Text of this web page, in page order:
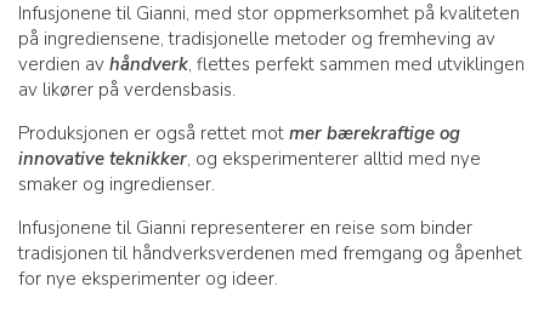
Infusjonene til Gianni, med stor oppmerksomhet på kvaliteten
på ingrediensene, tradisjonelle metoder og fremheving av
verdien av håndverk, flettes perfekt sammen med utviklingen
av likører på verdensbasis.
Produksjonen er også rettet mot mer bærekraftige og
innovative teknikker, og eksperimenterer alltid med nye
smaker og ingredienser.
Infusjonene til Gianni representerer en reise som binder
tradisjonen til håndverksverdenen med fremgang og åpenhet
for nye eksperimenter og ideer.